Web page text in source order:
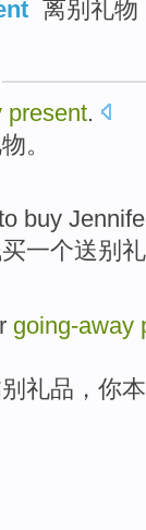
离别礼物
present.
。
buy
买一个送别
going-away
礼品，你本